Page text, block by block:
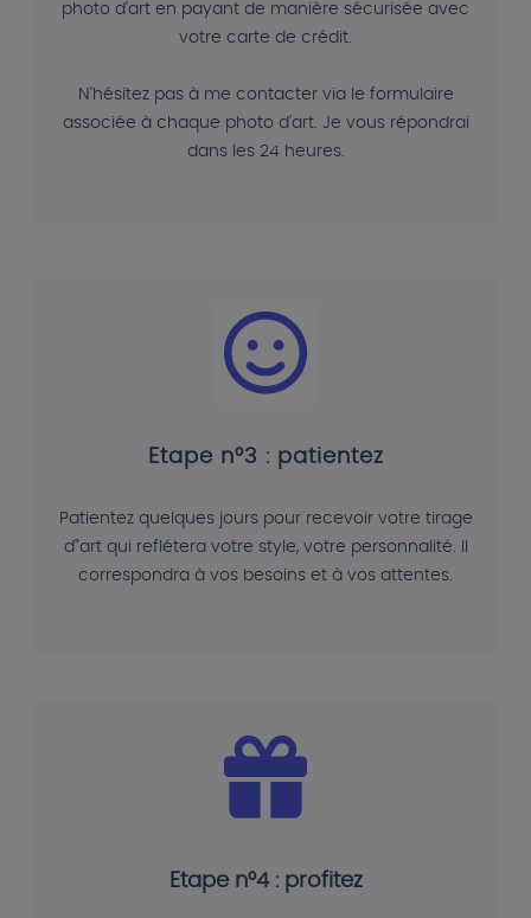
photo d'art en payant de manière sécurisée avec
votre carte de crédit.
N'hésitez pas à me contacter via le formulaire
associée à chaque photo d'art. Je vous répondrai
dans les 24 heures.
Etape n°3 : patientez
Patientez quelques jours pour recevoir votre tirage
d"art qui reflétera votre style, votre personnalité. Il
correspondra à vos besoins et à vos attentes.
Etape n°4 : profitez